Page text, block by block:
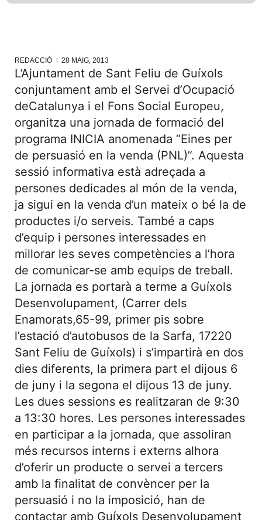
REDACCIÓ 28 MAIG, 2013
L’Ajuntament de Sant Feliu de Guíxols
conjuntament amb el Servei d’Ocupació
deCatalunya i el Fons Social Europeu,
organitza una jornada de formació del
programa INICIA anomenada “Eines per
de persuasió en la venda (PNL)”. Aquesta
sessió informativa està adreçada a
persones dedicades al món de la venda,
ja sigui en la venda d’un mateix o bé la de
productes i/o serveis. També a caps
d’equip i persones interessades en
millorar les seves competències a l’hora
de comunicar-se amb equips de treball.
La jornada es portarà a terme a Guíxols
Desenvolupament, (Carrer dels
Enamorats,65-99, primer pis sobre
l’estació d’autobusos de la Sarfa, 17220
Sant Feliu de Guíxols) i s’impartirà en dos
dies diferents, la primera part el dijous 6
de juny i la segona el dijous 13 de juny.
Les dues sessions es realitzaran de 9:30
a 13:30 hores. Les persones interessades
en participar a la jornada, que assoliran
més recursos interns i externs alhora
d’oferir un producte o servei a tercers
amb la finalitat de convèncer per la
persuasió i no la imposició, han de
contactar amb Guíxols Desenvolupament